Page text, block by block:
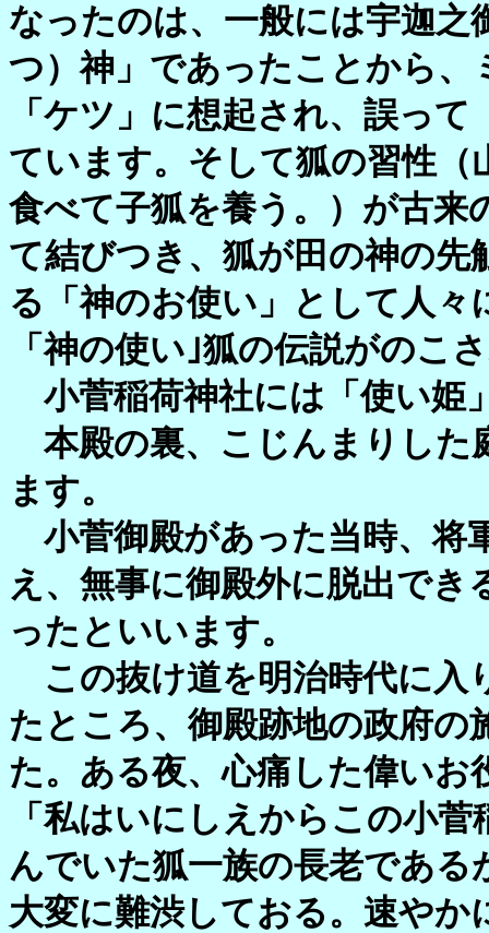
なったのは、一般には宇迦之
つ）神」であったことから
「ケツ」に想起され、誤っ
ています。そして狐の習性
食べて子狐を養う。）が古来
て結びつき、狐が田の神の先
る「神のお使い」として人
「神の使い｣狐の伝説がのこ
小菅稲荷神社には「使い姫
本殿の裏、こじんまりした
ます。
小菅御殿があった当時、将
え、無事に御殿外に脱出で
ったといいます。
この抜け道を明治時代に入
たところ、御殿跡地の政府の
た。ある夜、心痛した偉いお
「私はいにしえからこの小
んでいた狐一族の長老であ
大変に難渋しておる。速や